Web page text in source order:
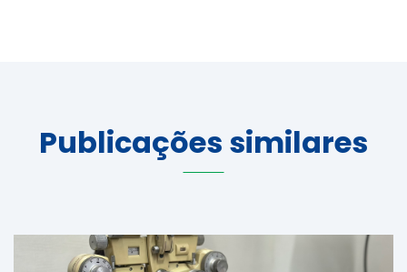
Publicações similares